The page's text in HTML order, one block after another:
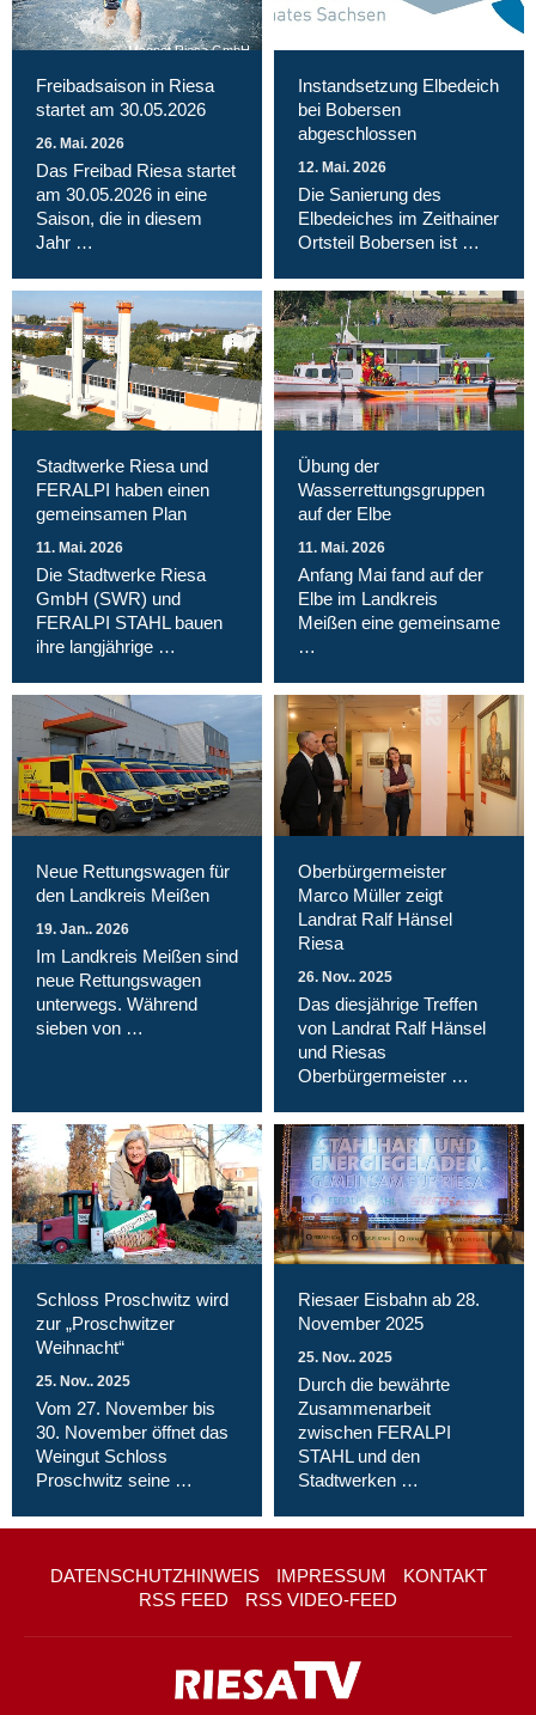
Magnet Riesa GmbH
Freibadsaison in Riesa
startet am 30.05.2026
26. Mai. 2026
Das Freibad Riesa startet
am 30.05.2026 in eine
Saison, die in diesem
Jahr …
Instandsetzung Elbedeich
bei Bobersen
abgeschlossen
12. Mai. 2026
Die Sanierung des
Elbedeiches im Zeithainer
Ortsteil Bobersen ist …
Stadtwerke Riesa und
FERALPI haben einen
gemeinsamen Plan
11. Mai. 2026
Die Stadtwerke Riesa
GmbH (SWR) und
FERALPI STAHL bauen
ihre langjährige …
Übung der
Wasserrettungsgruppen
auf der Elbe
11. Mai. 2026
Anfang Mai fand auf der
Elbe im Landkreis
Meißen eine gemeinsame
…
Neue Rettungswagen für
den Landkreis Meißen
19. Jan.. 2026
Im Landkreis Meißen sind
neue Rettungswagen
unterwegs. Während
sieben von …
Oberbürgermeister
Marco Müller zeigt
Landrat Ralf Hänsel
Riesa
26. Nov.. 2025
Das diesjährige Treffen
von Landrat Ralf Hänsel
und Riesas
Oberbürgermeister …
Schloss Proschwitz wird
zur „Proschwitzer
Weihnacht“
25. Nov.. 2025
Vom 27. November bis
30. November öffnet das
Weingut Schloss
Proschwitz seine …
Riesaer Eisbahn ab 28.
November 2025
25. Nov.. 2025
Durch die bewährte
Zusammenarbeit
zwischen FERALPI
STAHL und den
Stadtwerken …
DATENSCHUTZHINWEIS IMPRESSUM
KONTAKT
RSS FEED
RSS VIDEO-FEED